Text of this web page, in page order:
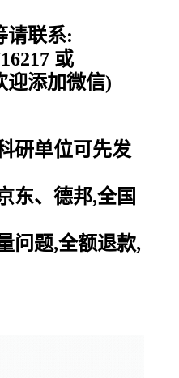
请联系:
或
迎添加微信)
研单位可先发
东、德邦,全国
问题,全额退款,